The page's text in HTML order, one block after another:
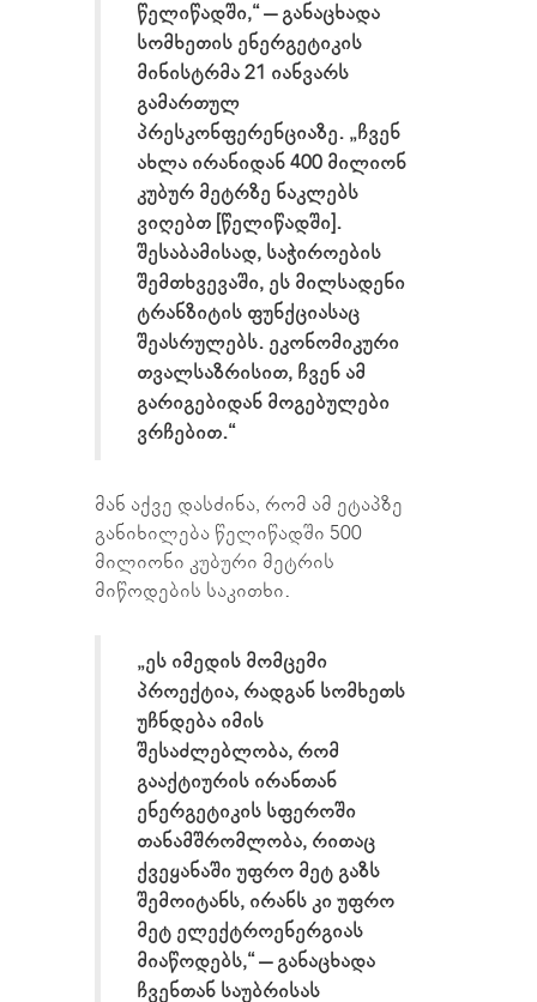
წელიწადში,“ – განაცხადა
სომხეთის ენერგეტიკის
მინისტრმა 21 იანვარს
გამართულ
პრესკონფერენციაზე. „ჩვენ
ახლა ირანიდან 400 მილიონ
კუბურ მეტრზე ნაკლებს
ვიღებთ [წელიწადში].
შესაბამისად, საჭიროების
შემთხვევაში, ეს მილსადენი
ტრანზიტის ფუნქციასაც
შეასრულებს. ეკონომიკური
თვალსაზრისით, ჩვენ ამ
გარიგებიდან მოგებულები
ვრჩებით.“
მან აქვე დასძინა, რომ ამ ეტაპზე
განიხილება წელიწადში 500
მილიონი კუბური მეტრის
მიწოდების საკითხი.
„ეს იმედის მომცემი
პროექტია, რადგან სომხეთს
უჩნდება იმის
შესაძლებლობა, რომ
გააქტიურის ირანთან
ენერგეტიკის სფეროში
თანამშრომლობა, რითაც
ქვეყანაში უფრო მეტ გაზს
შემოიტანს, ირანს კი უფრო
მეტ ელექტროენერგიას
მიაწოდებს,“ – განაცხადა
ჩვენთან საუბრისას